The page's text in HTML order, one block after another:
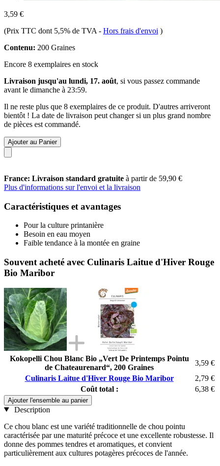
3,59 €
(Prix TTC dont 5,5% de TVA - Hors frais d'envoi )
Contenu: 200 Graines
Encore 8 exemplaires en stock
Livraison jusqu'au lundi, 17. août, si vous passez commande
avant le dimanche à 23:59.
Il ne reste plus que 8 exemplaires de ce produit. D'autres arriveront
bientôt ! La date de livraison peut changer si un plus grand nombre
de pièces est commandé.
Ajouter au Panier
France: Livraison standard gratuite à partir de 59,90 €
Plus d'informations sur l'envoi et la livraison
Caractéristiques et avantages
Pour la culture printanière
Besoin en eau moyen
Faible tendance à la montée en graine
Souvent acheté avec Culinaris Laitue d'Hiver Rouge
Bio Maribor
Kokopelli Chou Blanc Bio „Vert De Printemps Pointu
de Chateaurenard“, 200 Graines
3,59 €
Culinaris Laitue d'Hiver Rouge Bio Maribor
2,79 €
Coût total :
6,38 €
Ajouter l'ensemble au panier
Description
Ce chou blanc est une variété traditionnelle de chou pointu
caractérisée par une maturité précoce et une excellente robustesse. Il
donne des pommes tendres et aromatiques, et convient
particulièrement aux cultures potagères précoces de l'année.